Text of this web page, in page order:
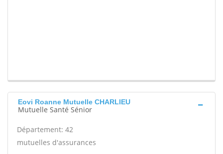
Eovi Roanne Mutuelle CHARLIEU
Mutuelle Santé Sénior
Département: 42
mutuelles d'assurances